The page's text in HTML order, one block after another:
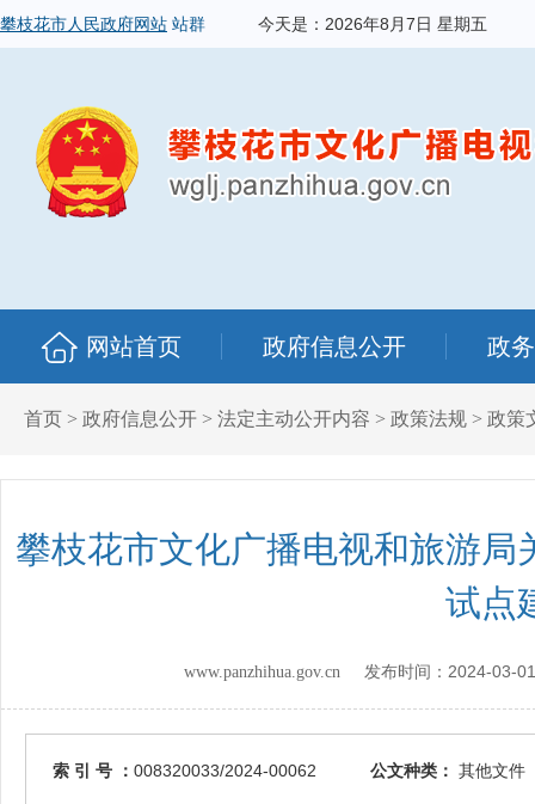
攀枝花市人民政府网站 站群 今天是： 2026年8月7日 星期五
网站首页 政府信息公开 政
首页 > 政府信息公开 > 法定主动公开内容 > 政策法规 > 政策
攀枝花市文化广播电视和旅游
试点
www.panzhihua.gov.cn 发布时间： 2024-03-01
索 引 号 ： 008320033/2024-00062 公文种类： 其他文件